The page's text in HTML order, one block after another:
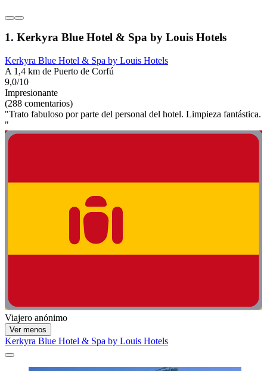
1. Kerkyra Blue Hotel & Spa by Louis Hotels
Kerkyra Blue Hotel & Spa by Louis Hotels
A 1,4 km de Puerto de Corfú
9,0/10
Impresionante
(288 comentarios)
"Trato fabuloso por parte del personal del hotel. Limpieza fantástica.
"
Viajero anónimo
Ver menos
Kerkyra Blue Hotel & Spa by Louis Hotels